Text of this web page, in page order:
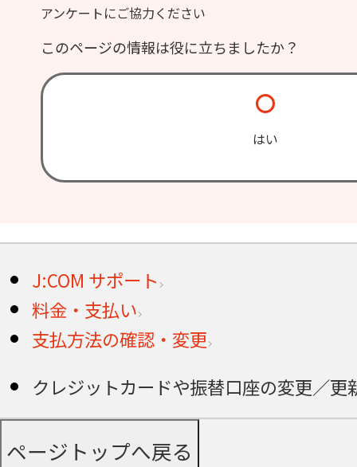
アンケートにご協力ください
このページの情報は役に立ちましたか？
はい
J:COM サポート
料金・支払い
支払方法の確認・変更
クレジットカードや振替口座の変更／更
ページトップへ戻る